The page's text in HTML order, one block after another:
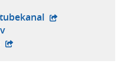
- extern
- extern webbplats,